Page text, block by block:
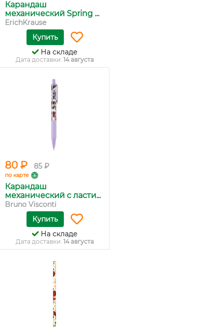
Карандаш
механический Spring ...
ErichKrause
Купить
На складе
Дата доставки: 14 августа
80 ₽ 85 ₽
по карте
Карандаш
механический с ласти...
Bruno Visconti
Купить
На складе
Дата доставки: 14 августа